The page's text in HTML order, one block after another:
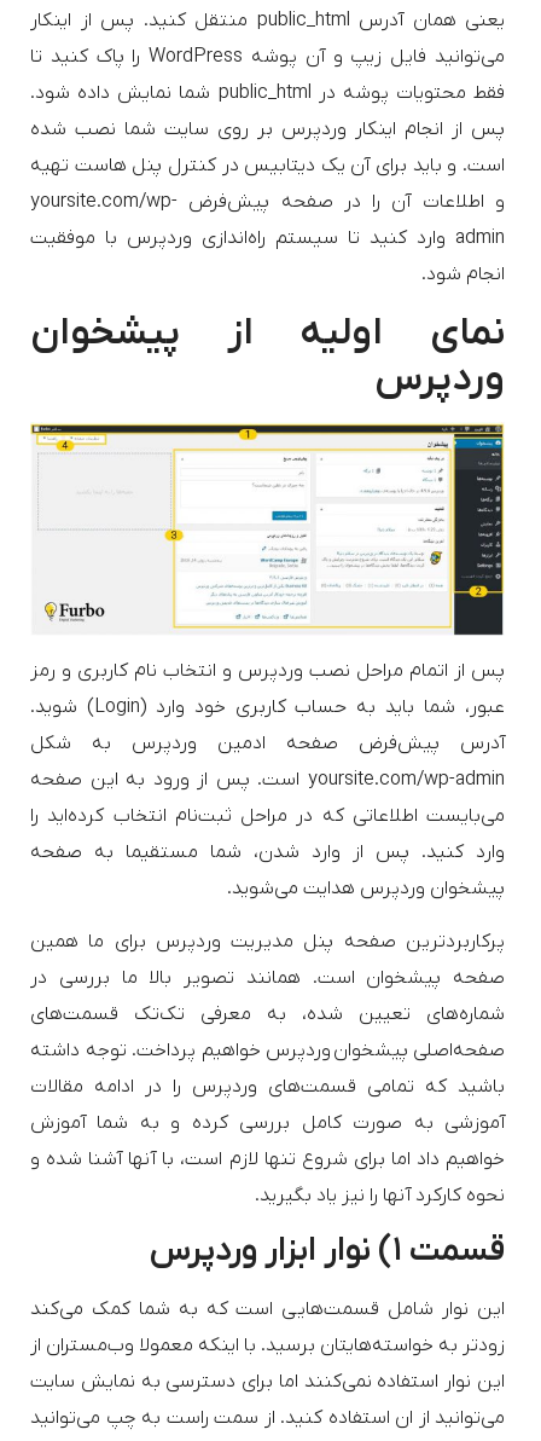
یعنی همان آدرس public_html منتقل کنید. پس از اینکار
می‌توانید فایل زیپ و آن پوشه WordPress را پاک کنید تا
فقط محتویات پوشه در public_html شما نمایش داده شود.
پس از انجام اینکار وردپرس بر روی سایت شما نصب شده
است. و باید برای آن یک دیتابیس در کنترل پنل هاست تهیه
و اطلاعات آن را در صفحه پیش‌فرض yoursite.com/wp-
admin وارد کنید تا سیستم راه‌اندازی وردپرس با موفقیت
انجام شود.
نمای اولیه از پیشخوان
وردپرس
پس از اتمام مراحل نصب وردپرس و انتخاب نام کاربری و رمز
عبور، شما باید به حساب کاربری خود وارد (Login) شوید.
آدرس پیش‌فرض صفحه ادمین وردپرس به شکل
yoursite.com/wp-admin است. پس از ورود به این صفحه
می‌بایست اطلاعاتی که در مراحل ثبت‌نام انتخاب کرده‌اید را
وارد کنید. پس از وارد شدن، شما مستقیما به صفحه
پیشخوان وردپرس هدایت می‌شوید.
پرکاربردترین صفحه پنل مدیریت وردپرس برای ما همین
صفحه پیشخوان است. همانند تصویر بالا ما بررسی در
شماره‌های تعیین شده، به معرفی تک‌تک قسمت‌های
صفحه‌اصلی پیشخوان وردپرس خواهیم پرداخت. توجه داشته‌
باشید که تمامی قسمت‌های وردپرس را در ادامه مقالات
آموزشی به صورت کامل بررسی کرده و به شما آموزش
خواهیم داد اما برای شروع تنها لازم است، با آنها آشنا شده و
نحوه کارکرد آنها را نیز یاد بگیرید.
قسمت ۱) نوار ابزار وردپرس
این نوار شامل قسمت‌هایی است که به شما کمک می‌کند
زودتر به خواسته‌هایتان برسید. با اینکه معمولا وب‌مستران از
این نوار استفاده نمی‌کنند اما برای دسترسی به نمایش سایت
می‌توانید از ان استفاده کنید. از سمت راست به چپ می‌توانید